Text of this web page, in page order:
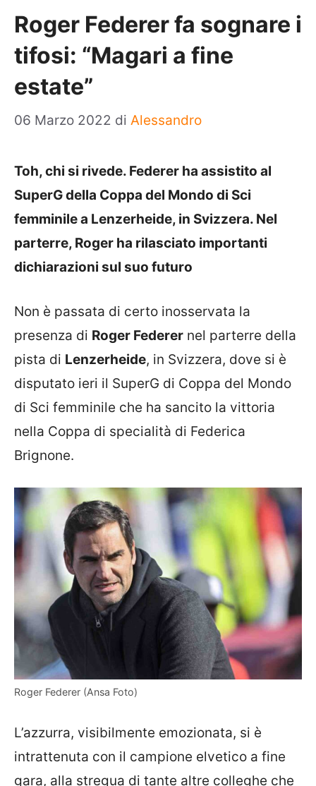
Roger Federer fa sognare i
tifosi: “Magari a fine
estate”
06 Marzo 2022 di Alessandro
Toh, chi si rivede. Federer ha assistito al
SuperG della Coppa del Mondo di Sci
femminile a Lenzerheide, in Svizzera. Nel
parterre, Roger ha rilasciato importanti
dichiarazioni sul suo futuro
Non è passata di certo inosservata la
presenza di Roger Federer nel parterre della
pista di Lenzerheide, in Svizzera, dove si è
disputato ieri il SuperG di Coppa del Mondo
di Sci femminile che ha sancito la vittoria
nella Coppa di specialità di Federica
Brignone.
Roger Federer (Ansa Foto)
L’azzurra, visibilmente emozionata, si è
intrattenuta con il campione elvetico a fine
gara, alla stregua di tante altre colleghe che